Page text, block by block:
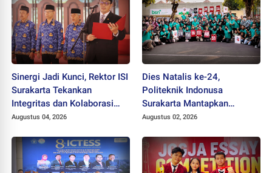
Sinergi Jadi Kunci, Rektor ISI
Surakarta Tekankan
Integritas dan Kolaborasi
pada Pejabat Baru
Augustus 04, 2026
Dies Natalis ke-24,
Politeknik Indonusa
Surakarta Mantapkan
Langkah Bertransformasi
Augustus 02, 2026